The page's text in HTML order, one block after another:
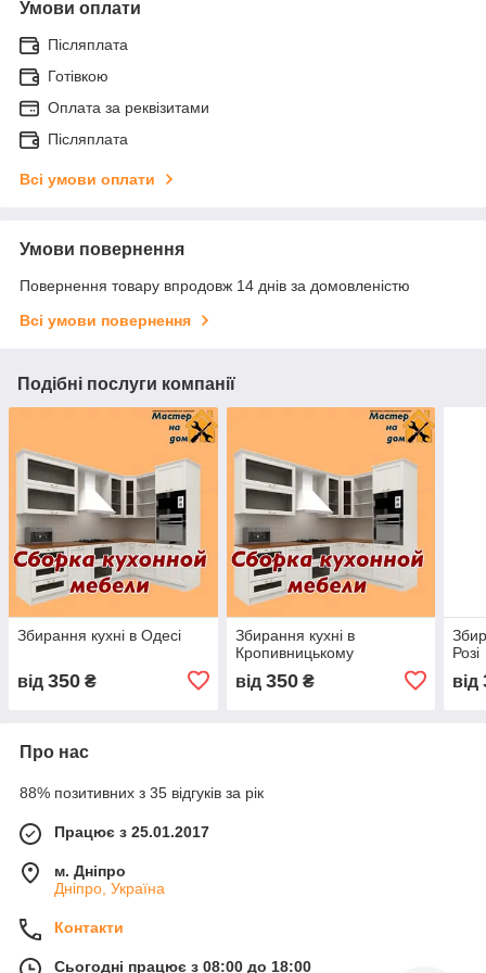
Умови оплати
Післяплата
Готівкою
Оплата за реквізитами
Післяплата
Всі умови оплати
Умови повернення
Повернення товару впродовж 14 днів за домовленістю
Всі умови повернення
Подібні послуги компанії
Збирання кухні в Одесі
від 350 ₴
Збирання кухні в
Кропивницькому
від 350₴
Розі
від
Про нас
88% позитивних з 35 відгуків за рік
Працює з 25.01.2017
м. Дніпро
Дніпро, Україна
Контакти
Сьогодні працює з 08:00 до 18:00